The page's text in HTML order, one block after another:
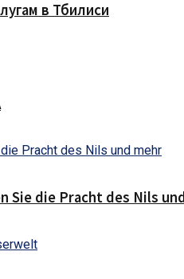
в Тбилиси
Sie die Pracht des Nils